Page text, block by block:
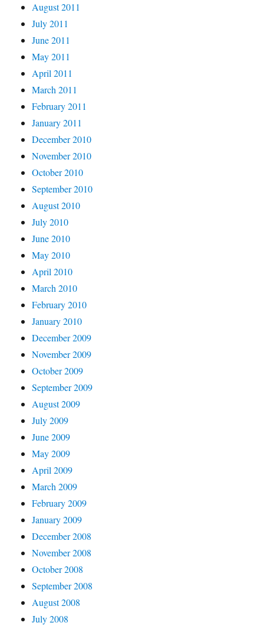
August 2011
July 2011
June 2011
May 2011
April 2011
March 2011
February 2011
January 2011
December 2010
November 2010
October 2010
September 2010
August 2010
July 2010
June 2010
May 2010
April 2010
March 2010
February 2010
January 2010
December 2009
November 2009
October 2009
September 2009
August 2009
July 2009
June 2009
May 2009
April 2009
March 2009
February 2009
January 2009
December 2008
November 2008
October 2008
September 2008
August 2008
July 2008